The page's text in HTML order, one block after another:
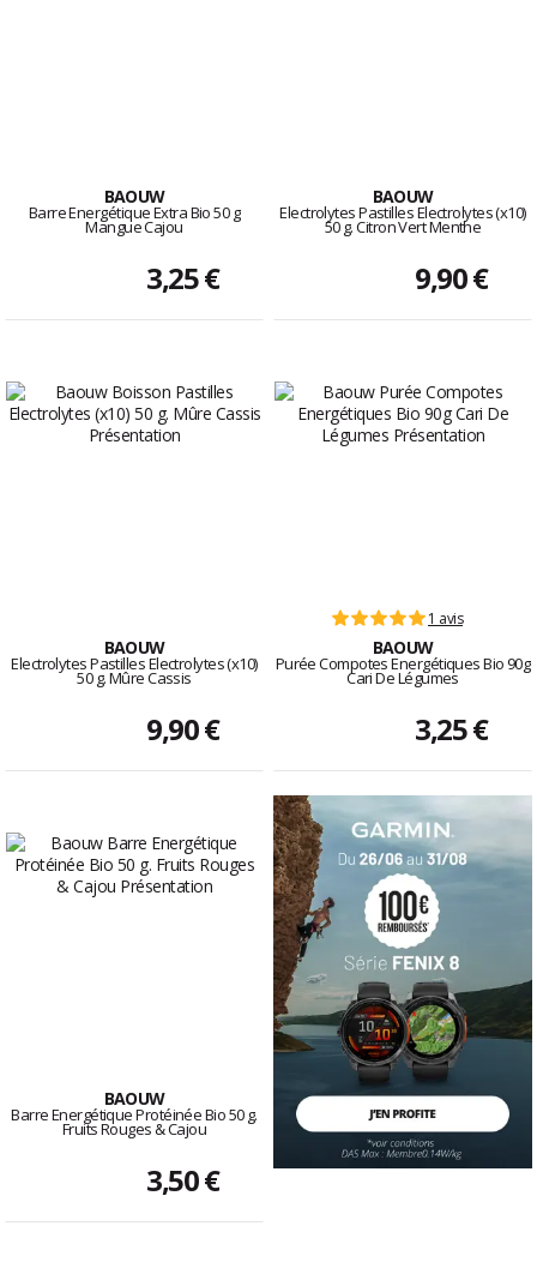
BAOUW
Barre Energétique Extra Bio 50 g
Mangue Cajou
3,25 €
BAOUW
Electrolytes Pastilles Electrolytes (x10)
50 g. Citron Vert Menthe
9,90 €
BAOUW
Electrolytes Pastilles Electrolytes (x10)
50 g. Mûre Cassis
9,90 €
1 avis
BAOUW
Purée Compotes Energétiques Bio 90g
Cari De Légumes
3,25 €
BAOUW
Barre Energétique Protéinée Bio 50 g.
Fruits Rouges & Cajou
3,50 €